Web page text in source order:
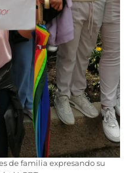
de familia expresando su